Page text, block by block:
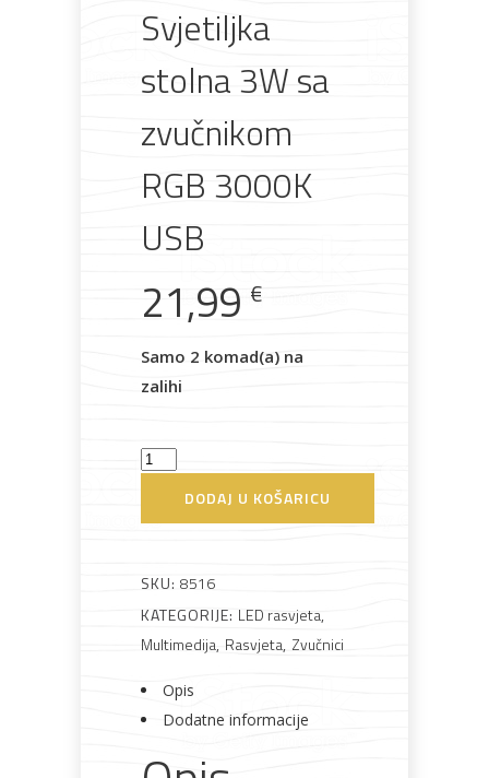
Pogledajte što je novo
u ponudi
Pločasti
materijali
Alati i
pribor
Vrt i
okućnica
materijali
Metalna
galanterija
ElektromaterijalVijčana
roba
namještaj
Svjetiljka
stolna 3W sa
zvučnikom
RGB 3000K
USB
21,99 €
Samo 2 komad(a) na
zalihi
Svjetiljka
zvučnikom
RGB
3000K
količina
DODAJ U KOŠARICU
SKU: 8516
KATEGORIJE: LED rasvjeta,
Multimedija, Rasvjeta, Zvučnici
Opis
Dodatne informacije